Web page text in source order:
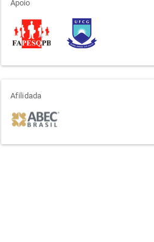
apoio
Apoio
afiliada
Afilidada